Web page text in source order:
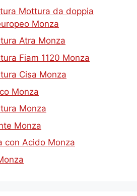
Mottura da doppia
Monza
Atra Monza
Fiam 1120 Monza
Cisa Monza
Monza
Monza
Monza
con Acido Monza